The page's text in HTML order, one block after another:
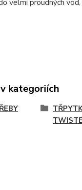
velmi proudných
kategoriích